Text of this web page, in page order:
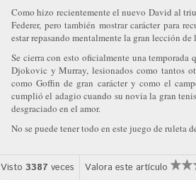
Como hizo recientemente el nuevo David al
Federer, pero también mostrar carácter para
estar repasando mentalmente la gran lección
Se cierra con esto oficialmente una
Djokovic y Murray, lesionados como tantos
como Goffin de gran carácter y como el
cumplió el adagio cuando su novia la gran
desgraciado en el amor.
No se puede tener todo en este juego de ruleta
Visto 3387 veces Valora este artículo